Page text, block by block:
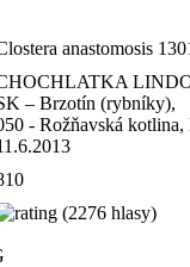
anastomosis
– Brzotín (rybníky),
- Rožňavská
(2276 hlasy)